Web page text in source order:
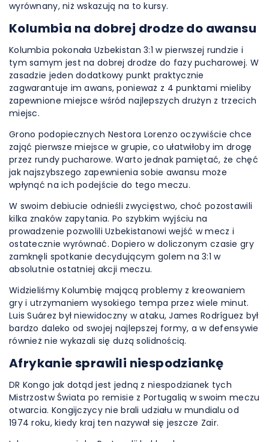
wyrównany, niż wskazują na to kursy.
Kolumbia na dobrej drodze do awansu
Kolumbia pokonała Uzbekistan 3:1 w pierwszej rundzie i
tym samym jest na dobrej drodze do fazy pucharowej. W
zasadzie jeden dodatkowy punkt praktycznie
zagwarantuje im awans, ponieważ z 4 punktami mieliby
zapewnione miejsce wśród najlepszych drużyn z trzecich
miejsc.
Grono podopiecznych Nestora Lorenzo oczywiście chce
zająć pierwsze miejsce w grupie, co ułatwiłoby im drogę
przez rundy pucharowe. Warto jednak pamiętać, że chęć
jak najszybszego zapewnienia sobie awansu może
wpłynąć na ich podejście do tego meczu.
W swoim debiucie odnieśli zwycięstwo, choć pozostawili
kilka znaków zapytania. Po szybkim wyjściu na
prowadzenie pozwolili Uzbekistanowi wejść w mecz i
ostatecznie wyrównać. Dopiero w doliczonym czasie gry
zamknęli spotkanie decydującym golem na 3:1 w
absolutnie ostatniej akcji meczu.
Widzieliśmy Kolumbię mającą problemy z kreowaniem
gry i utrzymaniem wysokiego tempa przez wiele minut.
Luis Suárez był niewidoczny w ataku, James Rodríguez był
bardzo daleko od swojej najlepszej formy, a w defensywie
również nie wykazali się dużą solidnością.
Afrykanie sprawili niespodziankę
DR Kongo jak dotąd jest jedną z niespodzianek tych
Mistrzostw Świata po remisie z Portugalią w swoim meczu
otwarcia. Kongijczycy nie brali udziału w mundialu od
1974 roku, kiedy kraj ten nazywał się jeszcze Zair.